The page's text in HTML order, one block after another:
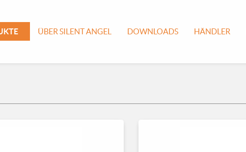
ÜBER SILENT ANGEL DOWNLOADS HÄNDLER